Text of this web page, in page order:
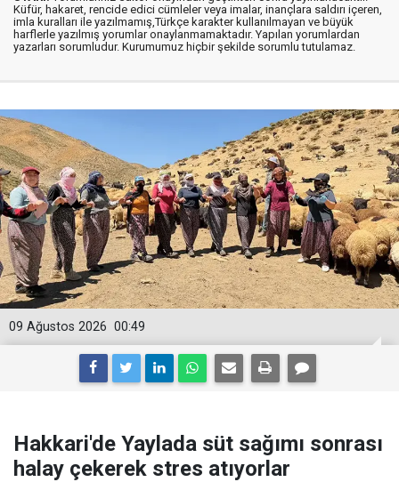
Küfür, hakaret, rencide edici cümleler veya imalar, inançlara saldırı içeren,
imla kuralları ile yazılmamış,Türkçe karakter kullanılmayan ve büyük
harflerle yazılmış yorumlar onaylanmamaktadır. Yapılan yorumlardan
yazarları sorumludur. Kurumumuz hiçbir şekilde sorumlu tutulamaz.
00:49
09 Ağustos 2026
Hakkari'de Yaylada süt sağımı sonrası
halay çekerek stres atıyorlar